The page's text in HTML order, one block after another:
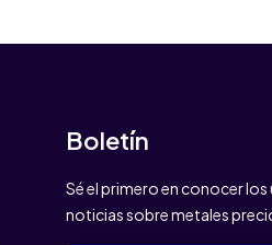
Boletín
Sé el primero en conocer
noticias sobre metales